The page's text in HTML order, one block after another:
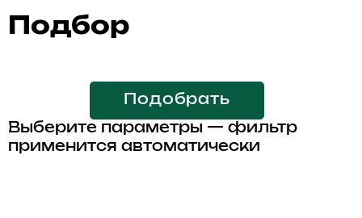
Подбор
Подобрать
Выберите параметры — фильтр
применится автоматически